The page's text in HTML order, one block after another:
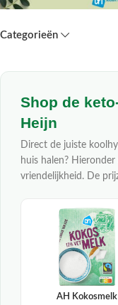
Categorieën
Shop de
Heijn
Direct de juiste
huis halen?
vriendelijkheid. De
AH Kokosmelk